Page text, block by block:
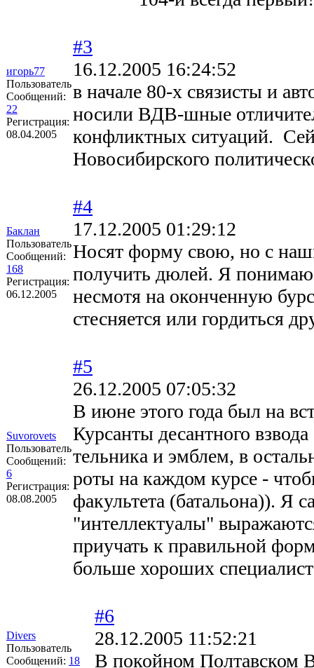
игорь77
Пользователь
Сообщений:
22
Регистрация:
08.04.2005
#3
16.12.2005 16:24:52
в начале 80-х связисты и
носили ВДВ-шные
конфликтных ситуаций.
Новосибирского
Баклан
Пользователь
Сообщений:
168
Регистрация:
06.12.2005
#4
17.12.2005 01:29:12
Носят форму свою, но с
получить дюлей. Я понимаю
несмотя на оконченную
стесняется или гордиться
Suvorovets
Пользователь
Сообщений:
6
Регистрация:
08.08.2005
#5
26.12.2005 07:05:32
В июне этого года был на
Курсанты десантного
тельника и эмблем, в
роты на каждом курсе -
факультета (батальона)). Я
"интеллектуалы"
приучать к правильной
больше хороших
Divers
Пользователь
Сообщений: 18
#6
28.12.2005 11:52:21
В покойном Полтавском